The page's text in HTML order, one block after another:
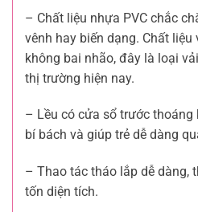
– Chất liệu nhựa PVC chắc
vênh hay biến dạng. Chất
không bai nhão, đây là loại
thị trường hiện nay.
– Lều có cửa sổ trước thoáng
bí bách và giúp trẻ dễ dàng
– Thao tác tháo lắp dễ dàng,
tốn diện tích.